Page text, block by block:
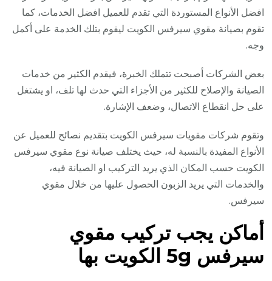
افضل الأنواع المستوردة التي تقدم للعميل افضل الخدمات، كما
تقوم بصيانة مقوي سيرفس الكويت ليقوم بتلك الخدمة على أكمل
وجه.
بعض الشركات أصبحت تتملك الخبرة، فيقدم الكثير من خدمات
الصيانة والإصلاح للكثير من الأجزاء التي حدث لها تلف، او يشتغل
على حل انقطاع الاتصال، وضعف الإشارة.
وتقوم شركات مقويات سيرفس الكويت بتقديم نصائح للعميل عن
الأنواع المفيدة بالنسبة له، حيث يختلف صيانة نوع مقوي سيرفس
الكويت حسب المكان الذي يريد التركيب او الصيانة فيه،
والخدمات التي يريد الزبون الحصول عليها من خلال مقوي
سيرفس.
أماكن يجب تركيب مقوي
سيرفس 5g الكويت بها